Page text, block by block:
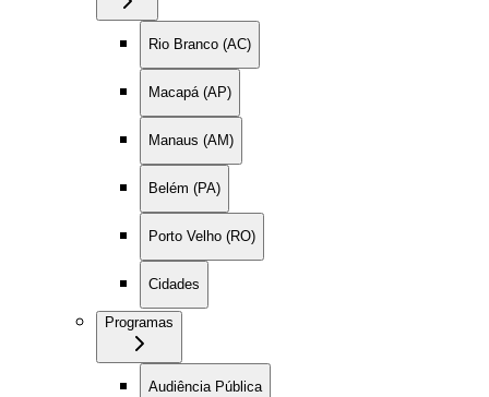
Rio Branco (AC)
Macapá (AP)
Manaus (AM)
Belém (PA)
Porto Velho (RO)
Cidades
Programas
Audiência Pública